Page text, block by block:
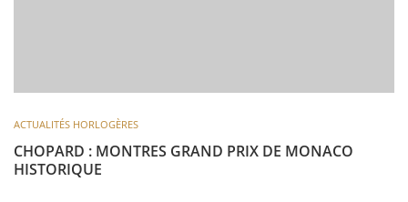
ACTUALITÉS HORLOGÈRES
CHOPARD : MONTRES GRAND PRIX DE MONACO
HISTORIQUE